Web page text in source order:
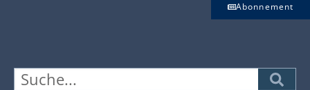
Abonnement